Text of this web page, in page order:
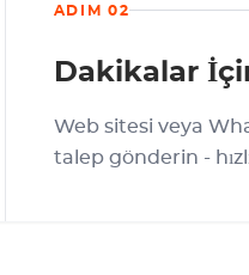
ADIM 02
Dakikalar
Web sitesi veya
talep gönderin -